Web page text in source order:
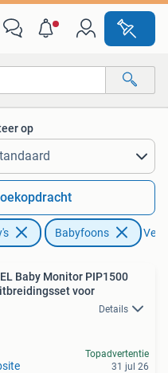
op
Babyfoons
Baby Monitor PIP1500
voor
Details
Topadvertentie
31 jul 26